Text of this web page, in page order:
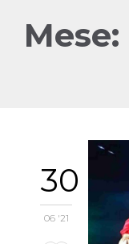
Mese:
30
06 '21